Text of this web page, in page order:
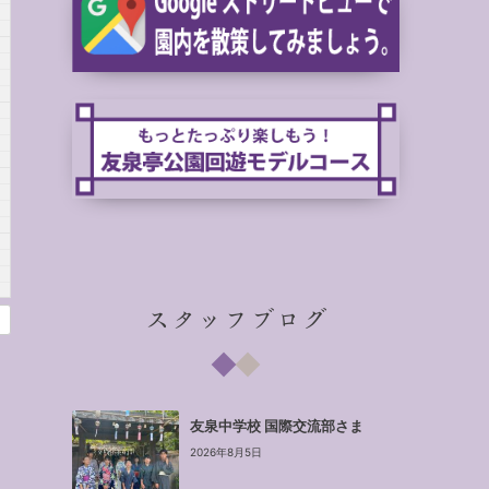
スタッフブログ
友泉中学校 国際交流部さま
2026年8月5日